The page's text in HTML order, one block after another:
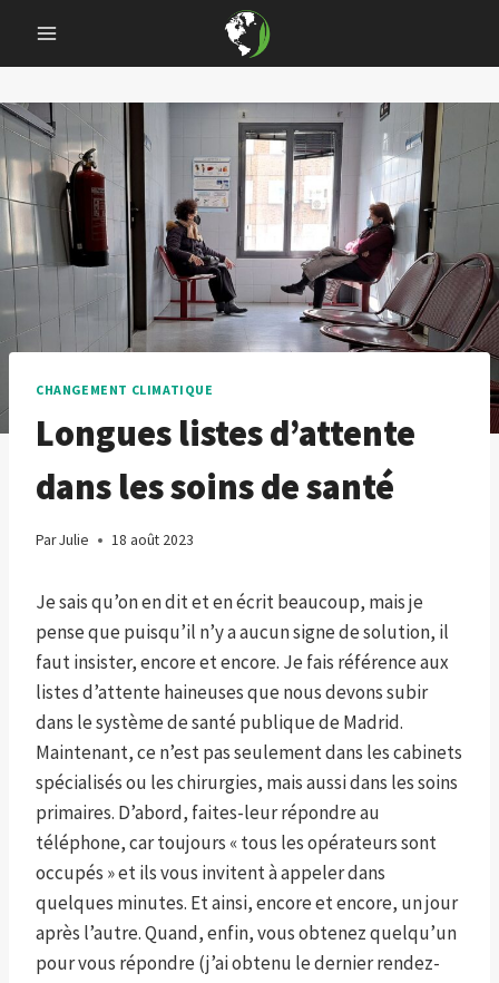
content
CHANGEMENT CLIMATIQUE
Longues listes d’attente
dans les soins de santé
ParJulie 18 août 2023
Je sais qu’on en dit et en écrit beaucoup, mais je
pense que puisqu’il n’y a aucun signe de solution, il
faut insister, encore et encore. Je fais référence aux
listes d’attente haineuses que nous devons subir
dans le système de santé publique de Madrid.
Maintenant, ce n’est pas seulement dans les cabinets
spécialisés ou les chirurgies, mais aussi dans les soins
primaires. D’abord, faites-leur répondre au
téléphone, car toujours « tous les opérateurs sont
occupés » et ils vous invitent à appeler dans
quelques minutes. Et ainsi, encore et encore, un jour
après l’autre. Quand, enfin, vous obtenez quelqu’un
pour vous répondre (j’ai obtenu le dernier rendez-